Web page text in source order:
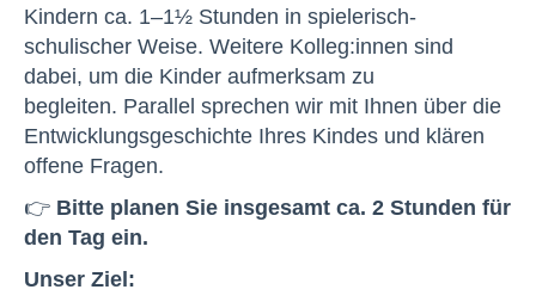
Kindern ca. 1–1½ Stunden in spielerisch-
schulischer Weise. Weitere Kolleg:innen sind
dabei, um die Kinder aufmerksam zu
begleiten. Parallel sprechen wir mit Ihnen über die
Entwicklungsgeschichte Ihres Kindes und klären
offene Fragen.
👉 Bitte planen Sie insgesamt ca. 2 Stunden für
den Tag ein.
Unser Ziel: